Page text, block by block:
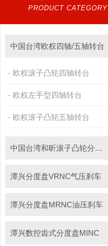
PRODUCT CATEGORY
中国台湾欧权四轴/五轴转台
欧权滚子凸轮四轴转台
欧权左手型四轴转台
欧权滚子凸轮五轴转台
中国台湾和昕滚子凸轮分度盘
潭兴分度盘VRNC气压刹车
潭兴分度盘MRNC油压刹车
潭兴数控齿式分度盘MINC